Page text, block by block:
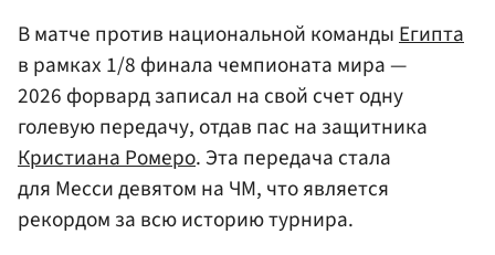
В матче против национальной командыЕгипта
в рамках 1/8 финала чемпионата мира —
2026 форвард записал на свой счет одну
голевую передачу, отдав пас на защитника
Кристиана Ромеро. Эта передача стала
для Месси девятом на ЧМ, что является
рекордом за всю историю турнира.